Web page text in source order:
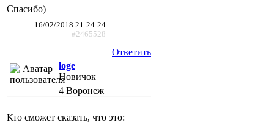
Спасибо)
16/02/2018 21:24:24
#2465528
Ответить
loge
Новичок
4 Воронеж
Кто сможет сказать, что это: